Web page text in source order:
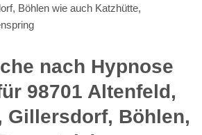
Böhlen wie auch Katzhütte,
nach Hypnose
98701 Altenfeld,
Gillersdorf, Böhlen,